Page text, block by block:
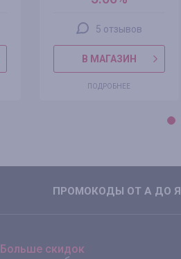
5 отзывов
В МАГАЗИН
ПОДРОБНЕЕ
ПРОМОКОДЫ ОТ А ДО Я
Больше скидок